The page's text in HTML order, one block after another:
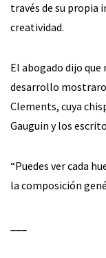
través de su propia
creatividad.
El abogado dijo que
desarrollo
Clements, cuya
Gauguin y los
“Puedes ver cada
la composición